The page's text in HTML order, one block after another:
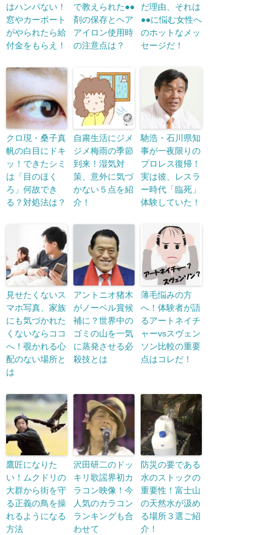
はハンパない！
窓やカーポート
がやられたら給
付金をもらえ！
で教えられた●●
剤の保存とヘア
アイロン使用時
の注意点は？
だ理由、それは
●●に悩む女性へ
のホットなメッ
セージだ！
クロ現・桑子真
帆の白目にドキ
ッ！できたシミ
は「目のほく
ろ」何故でき
る？対処法は？
自粛生活にジメ
ジメ梅雨の季節
到来！湿気対
策、意外に気づ
かない５点を紹
介！
馳浩・石川県知
事が一夜限りの
プロレス復帰！
実は彼、レスラ
ー時代「臨死」
体験していた！
見せたくないス
マホ写真、家族
にも気づかれた
くないならココ
へ！覗かれる心
配のない場所と
は
アントニオ猪木
がノーベル賞候
補に？世界中の
ゴミの山を一気
に蒸発させる必
殺技とは
薄毛悩みの方
へ！体験者が語
るアートネイチ
ャーvsスヴェン
ソン比較の重要
点はコレだ！
鷹匠になりた
い！ムクドリの
大群から街を守
る正義の鳥を操
れるようになる
方法
沢田研二のドッ
キリ歌謡界初カ
ラコン映像！今
人気のカラコン
ランキングも合
わせて
防災の要である
水のストックの
重要性！富士山
の天然水が汲め
る場所３選ご紹
介！